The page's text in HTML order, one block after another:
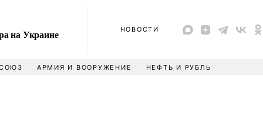
на Украине НОВОСТИ
АРМИЯ И ВООРУЖЕНИЕ НЕФТЬ И РУБЛЬ